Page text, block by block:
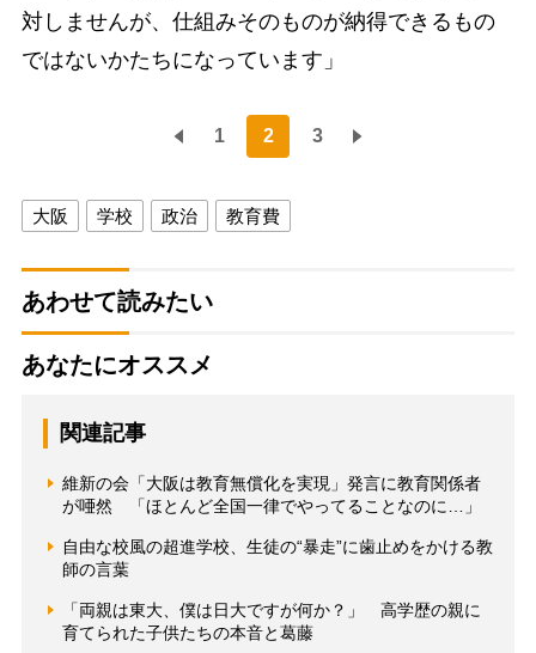
対しませんが、仕組みそのものが納得できるもの
ではないかたちになっています」
1 2 3
大阪 学校 政治 教育費
あわせて読みたい
あなたにオススメ
関連記事
維新の会「大阪は教育無償化を実現」発言に教育関係者
が唖然 「ほとんど全国一律でやってることなのに…」
自由な校風の超進学校、生徒の“暴走”に歯止めをかける教
師の言葉
「両親は東大、僕は日大ですが何か？」 高学歴の親に
育てられた子供たちの本音と葛藤